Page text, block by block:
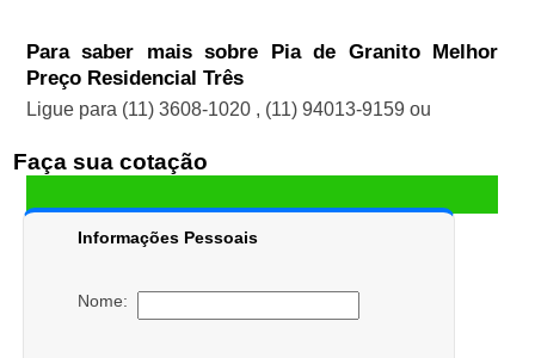
Para saber mais sobre Pia de Granito Melhor
Preço Residencial Três
Ligue para (11) 3608-1020 , (11) 94013-9159 ou
Faça sua cotação
Informações Pessoais
Nome: